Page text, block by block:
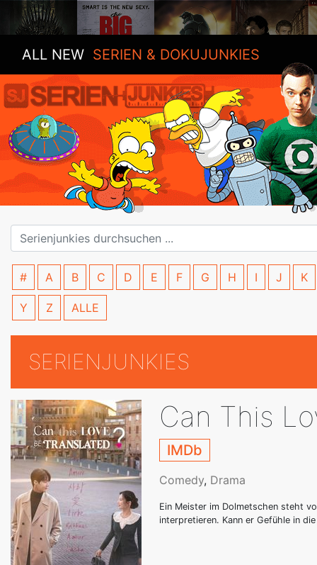
ALL NEW SERIEN & DOKUJUNKIES
# A B C D E F G H I J K
Y Z ALLE
SERIENJUNKIES
Can This
IMDb
Comedy, Drama
Ein Meister im Dolmetschen steht
interpretieren. Kann er Gefühle in